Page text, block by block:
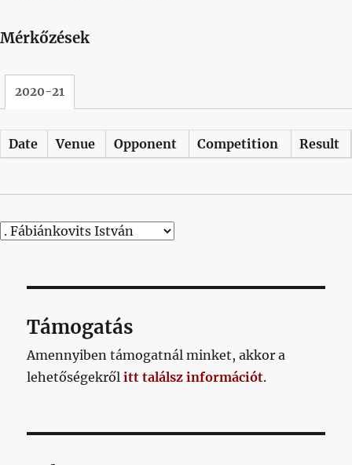
Mérkőzések
2020-21
Date Venue Opponent Competition Result
Támogatás
Amennyiben támogatnál minket, akkor a
lehetőségekrőlitt találsz információt.